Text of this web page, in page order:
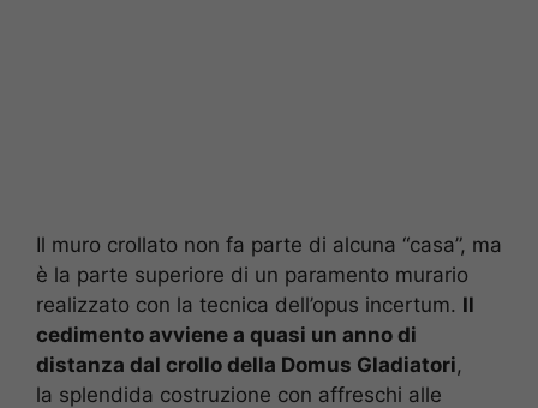
Il muro crollato non fa parte di alcuna “casa”, ma
è la parte superiore di un paramento murario
realizzato con la tecnica dell’opus incertum. Il
cedimento avviene a quasi un anno di
distanza dal crollo della Domus Gladiatori,
la splendida costruzione con affreschi alle